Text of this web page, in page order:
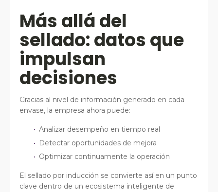
Más allá del
sellado: datos que
impulsan
decisiones
Gracias al nivel de información generado en cada
envase, la empresa ahora puede:
Analizar desempeño en tiempo real
Detectar oportunidades de mejora
Optimizar continuamente la operación
El sellado por inducción se convierte así en un punto
clave dentro de un ecosistema inteligente de